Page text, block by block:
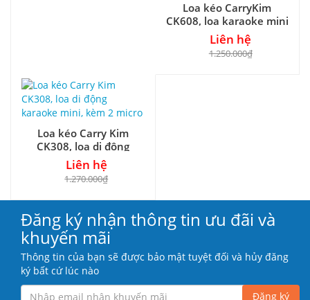
Loa kéo CarryKim
CK608, loa karaoke mini
với công suất RMS 50W
Liên hệ
1.250.000₫
Loa kéo Carry Kim
CK308, loa di động
karaoke mini, kèm 2
micro
Liên hệ
1.270.000₫
Đăng ký nhận thông tin ưu đãi và
khuyến mãi
Thông tin của bạn sẽ được bảo mật tuyệt đối và hủy đăng
ký bất cứ lúc nào
Đăng ký